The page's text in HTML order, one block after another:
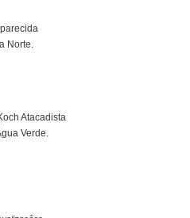
Norte.
Atacadista
Verde.